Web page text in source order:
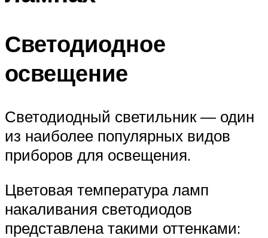
Светодиодное
освещение
Светодиодный светильник — один
из наиболее популярных видов
приборов для освещения.
Цветовая температура ламп
накаливания светодиодов
представлена такими оттенками: